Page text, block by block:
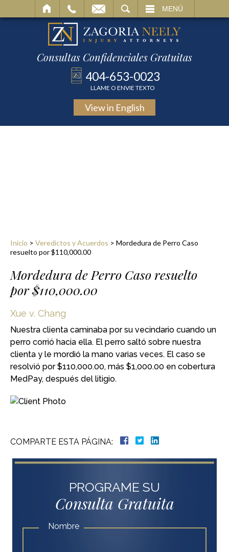
MENÚ
Consultas Confidenciales Gratuitas
404-653-0023
LLAME O ENVIE TEXTO
View in English
Inicio > Veredictos y Acuerdos > Mordedura de Perro Caso
resuelto por $110,000.00
Mordedura de Perro Caso resuelto
por $110,000.00
Xue v. Chang
Nuestra clienta caminaba por su vecindario cuando un
perro corrió hacia ella. El perro saltó sobre nuestra
clienta y le mordió la mano varias veces. El caso se
resolvió por $110,000.00, más $1,000.00 en cobertura
MedPay, después del litigio.
COMPARTE ESTA PÁGINA:
PROGRAME SU
Consulta Gratuita
Nombre